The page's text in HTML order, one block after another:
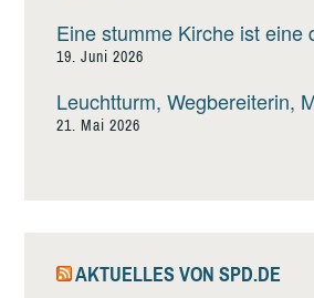
Eine stumme Kirche ist eine
19. Juni 2026
Leuchtturm, Wegbereiterin,
21. Mai 2026
AKTUELLES VON SPD.DE